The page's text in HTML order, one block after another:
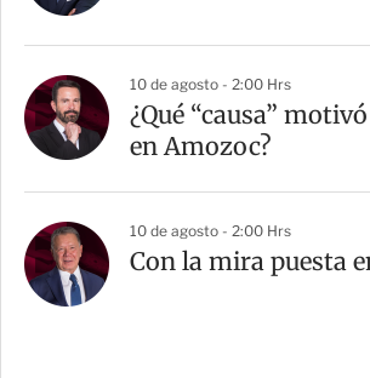
10 de agosto - 2:00 Hrs
¿Qué “causa”
en Amozoc?
10 de agosto - 2:00 Hrs
Con la mira puesta